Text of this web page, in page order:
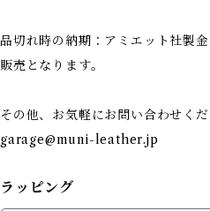
品切れ時の納期：アミエット社製
販売となります。
その他、お気軽にお問い合わせくだ
garage@muni-leather.jp
ラッピング